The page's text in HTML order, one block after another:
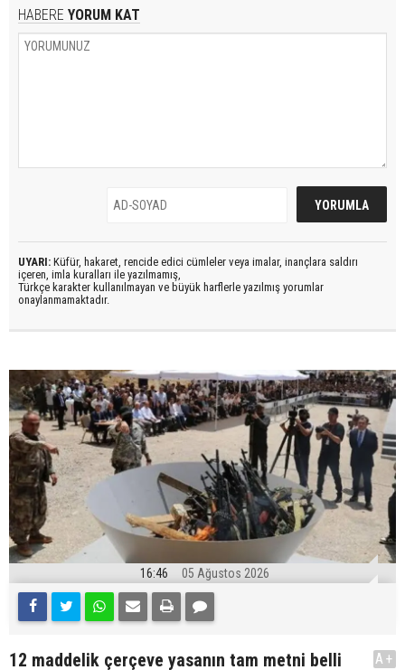
HABERE YORUM KAT
UYARI: Küfür, hakaret, rencide edici cümleler veya imalar, inançlara saldırı
içeren, imla kuralları ile yazılmamış,
Türkçe karakter kullanılmayan ve büyük harflerle yazılmış yorumlar
onaylanmamaktadır.
16:46 05 Ağustos 2026
12 maddelik çerçeve yasanın tam metni belli A+